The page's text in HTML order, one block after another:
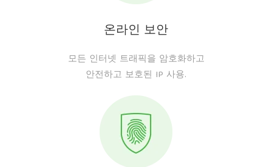
온라인 보안
모든 인터넷 트래픽을 암호화하고
안전하고 보호된 IP 사용.